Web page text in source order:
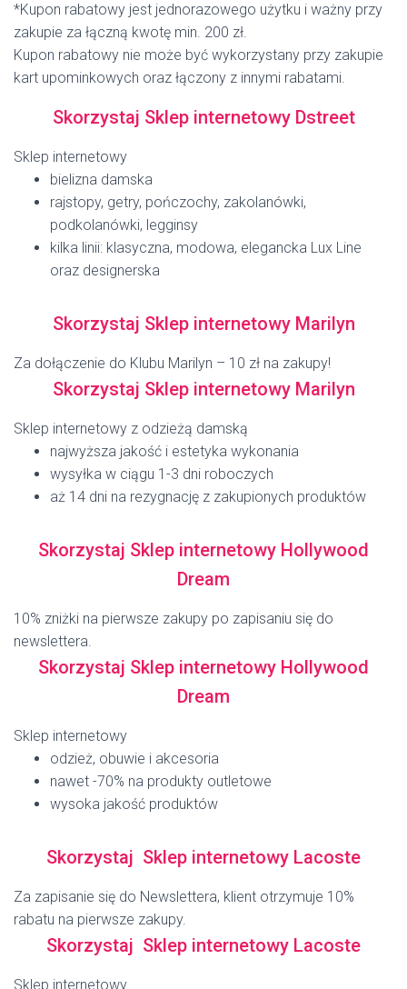
*Kupon rabatowy jest jednorazowego użytku i ważny przy
zakupie za łączną kwotę min. 200 zł.
Kupon rabatowy nie może być wykorzystany przy zakupie
kart upominkowych oraz łączony z innymi rabatami.
Skorzystaj Sklep internetowy Dstreet
Sklep internetowy
bielizna damska
rajstopy, getry, pończochy, zakolanówki,
podkolanówki, legginsy
kilka linii: klasyczna, modowa, elegancka Lux Line
oraz designerska
Skorzystaj Sklep internetowy Marilyn
Za dołączenie do Klubu Marilyn – 10 zł na zakupy!
Skorzystaj Sklep internetowy Marilyn
Sklep internetowy z odzieżą damską
najwyższa jakość i estetyka wykonania
wysyłka w ciągu 1-3 dni roboczych
aż 14 dni na rezygnację z zakupionych produktów
Skorzystaj Sklep internetowy Hollywood
Dream
10% zniżki na pierwsze zakupy po zapisaniu się do
newslettera.
Skorzystaj Sklep internetowy Hollywood
Dream
Sklep internetowy
odzież, obuwie i akcesoria
nawet -70% na produkty outletowe
wysoka jakość produktów
Skorzystaj Sklep internetowy Lacoste
Za zapisanie się do Newslettera, klient otrzymuje 10%
rabatu na pierwsze zakupy.
Skorzystaj Sklep internetowy Lacoste
Sklep internetowy